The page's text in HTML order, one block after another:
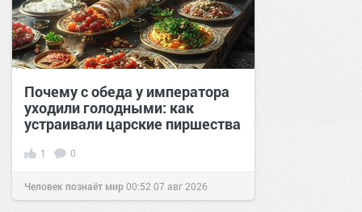
Почему с обеда у императора
уходили голодными: как
устраивали царские пиршества
1 0
Человек познаёт мир00:52 07 авг 2026